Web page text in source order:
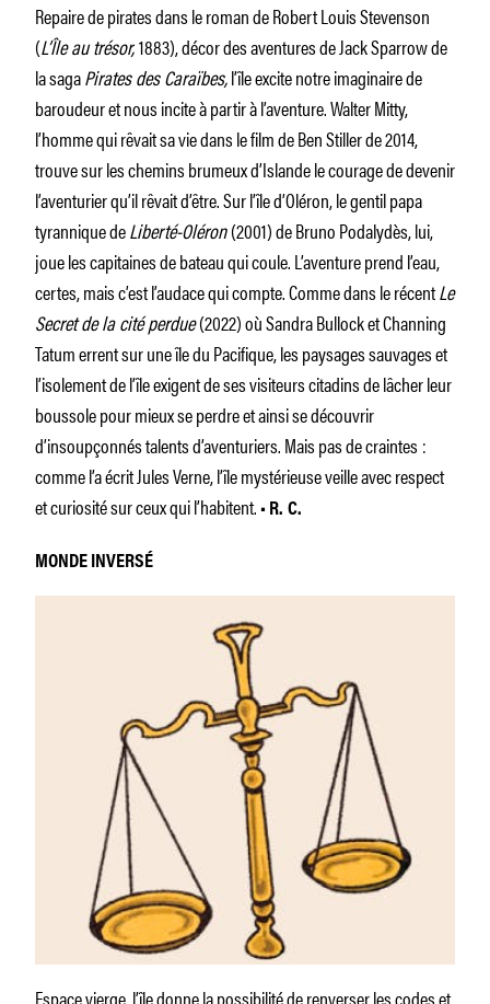
Repaire de pirates dans le roman de Robert Louis Stevenson
(L’Île au trésor,1883), décor des aventures de Jack Sparrow de
la sagaPirates des Caraïbes,l’île excite notre imaginaire de
baroudeur et nous incite à partir à l’aventure. Walter Mitty,
l’homme qui rêvait sa vie dans le film de Ben Stiller de 2014,
trouve sur les chemins brumeux d’Islande le courage de devenir
l’aventurier qu’il rêvait d’être. Sur l’île d’Oléron, le gentil papa
tyrannique deLiberté-Oléron(2001) de Bruno Podalydès, lui,
joue les capitaines de bateau qui coule. L’aventure prend l’eau,
certes, mais c’est l’audace qui compte. Comme dans le récentLe
Secret de la cité perdue(2022) où Sandra Bullock et Channing
Tatum errent sur une île du Pacifique, les paysages sauvages et
l’isolement de l’île exigent de ses visiteurs citadins de lâcher leur
boussole pour mieux se perdre et ainsi se découvrir
d’insoupçonnés talents d’aventuriers. Mais pas de craintes :
comme l’a écrit Jules Verne, l’île mystérieuse veille avec respect
et curiosité sur ceux qui l’habitent. • R. C.
MONDE INVERSÉ
Espace vierge, l’île donne la possibilité de renverser les codes et